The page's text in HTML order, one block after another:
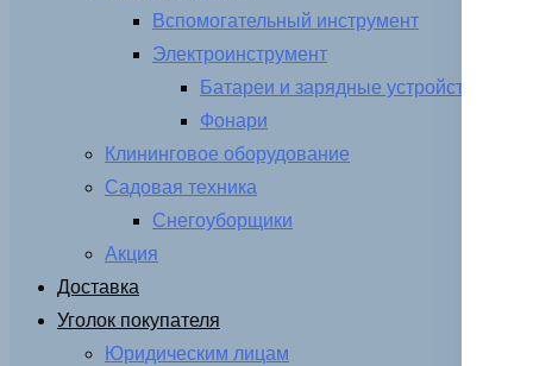
Вспомогательный инструмент
Электроинструмент
Батареи и зарядные устройства
Фонари
Клининговое оборудование
Садовая техника
Снегоуборщики
Акция
Доставка
Уголок покупателя
Юридическим лицам